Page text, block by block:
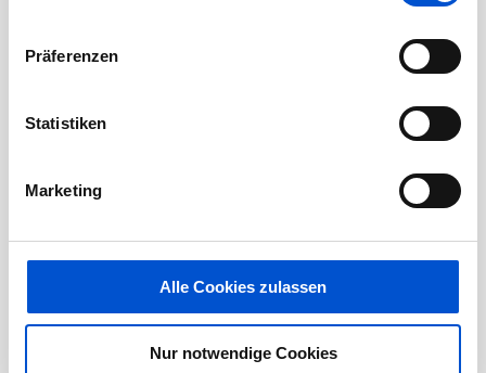
Präferenzen
Statistiken
Marketing
Alle Cookies zulassen
Nur notwendige Cookies
Juli 2021
Mai 2021
März 2021
Januar 2021
November 2020